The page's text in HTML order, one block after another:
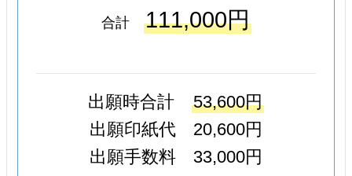
合計 111,000円
出願時合計 53,600円
出願印紙代 20,600円
出願手数料 33,000円